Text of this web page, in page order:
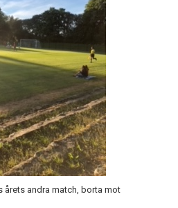
andra match, borta mot